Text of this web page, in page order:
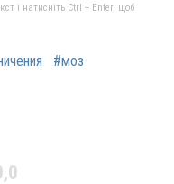
і натисніть Ctrl + Enter, щоб
#моз